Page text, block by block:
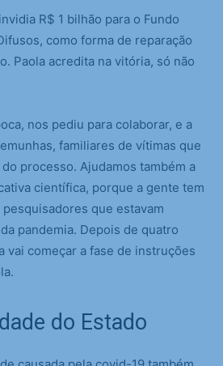
R$ 1 bilhão para o Fundo
como forma de reparação
Paola acredita na vitória, só não
nos pediu para colaborar, e a
familiares de vítimas que
processo. Ajudamos também a
científica, porque a gente tem
que estavam
pandemia. Depois de quatro
vai começar a fase de instruções
do Estado